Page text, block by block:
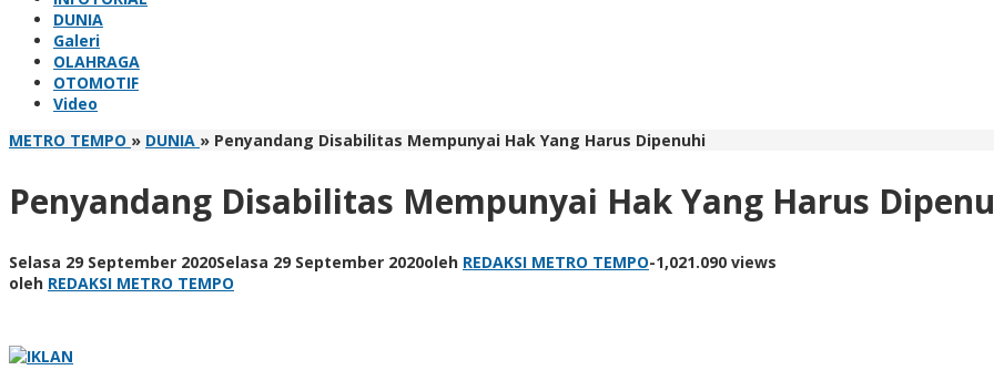
DUNIA
Galeri
OLAHRAGA
OTOMOTIF
Video
METRO TEMPO » DUNIA » Penyandang Disabilitas Mempunyai Hak Yang Harus Dipenuhi
Penyandang Disabilitas Mempunyai Hak Yang Harus
Selasa 29 September 2020Selasa 29 September 2020oleh REDAKSI METRO TEMPO-1,021.090 views
oleh REDAKSI METRO TEMPO